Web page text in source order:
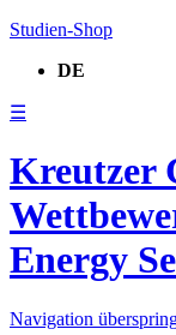
Studien-Shop
DE
☰
Kreutzer
Energy
Navigation